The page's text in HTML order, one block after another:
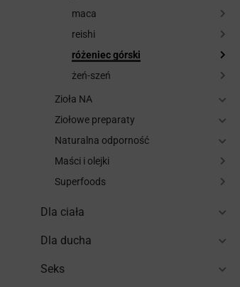
maca
reishi
różeniec górski
żeń-szeń
Zioła NA
Ziołowe preparaty
Naturalna odporność
Maści i olejki
Superfoods
Dla ciała
Dla ducha
Seks